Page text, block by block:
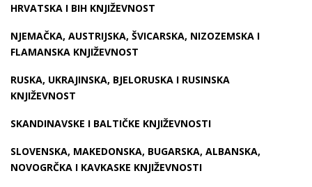
HRVATSKA I BIH KNJIŽEVNOST
NJEMAČKA, AUSTRIJSKA, ŠVICARSKA, NIZOZEMSKA I
FLAMANSKA KNJIŽEVNOST
RUSKA, UKRAJINSKA, BJELORUSKA I RUSINSKA
KNJIŽEVNOST
SKANDINAVSKE I BALTIČKE KNJIŽEVNOSTI
SLOVENSKA, MAKEDONSKA, BUGARSKA, ALBANSKA,
NOVOGRČKA I KAVKASKE KNJIŽEVNOSTI